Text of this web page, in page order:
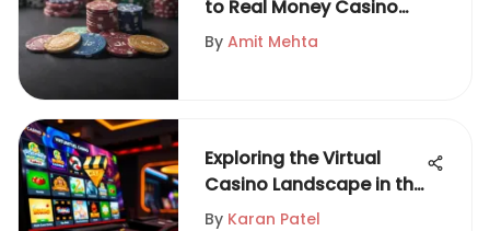
to Real Money Casino
Games
By Amit Mehta
Exploring the Virtual
Casino Landscape in the
USA
By Karan Patel